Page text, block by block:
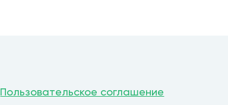
Пользовательское соглашение